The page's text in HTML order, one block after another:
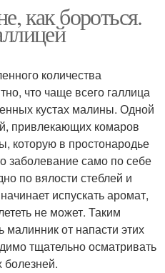
как бороться.
количества
что чаще всего галлица
кустах малины. Одной
привлекающих комаров
которую в простонародье
заболевание само по себе
по вялости стеблей и
испускать аромат,
не может. Таким
от напасти этих
тщательно осматривать
болезней.